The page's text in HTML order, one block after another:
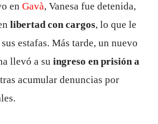
en Gavà, Vanesa fue detenida,
libertad con cargos, lo que le
estafas. Más tarde, un nuevo
llevó a su ingreso en prisión a
acumular denuncias por